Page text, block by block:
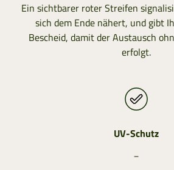
Ein sichtbarer roter Streifen
sich dem Ende nähert, und gibt
Bescheid, damit der Austausch
erfolgt.
UV-Schutz